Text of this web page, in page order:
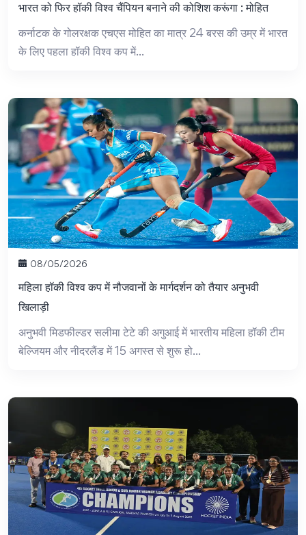
भारत को फिर हॉकी विश्व चैंपियन बनाने की कोशिश करूंगा : मोहित
कर्नाटक के गोलरक्षक एचएस मोहित का मात्र 24 बरस की उम्र में भारत
के लिए पहला हॉकी विश्व कप में...
08/05/2026
महिला हॉकी विश्व कप में नौजवानों के मार्गदर्शन को तैयार अनुभवी
खिलाड़ी
अनुभवी मिडफील्डर सलीमा टेटे की अगुआई में भारतीय महिला हॉकी टीम
बेल्जियम और नीदरलैंड में 15 अगस्त से शुरू हो...